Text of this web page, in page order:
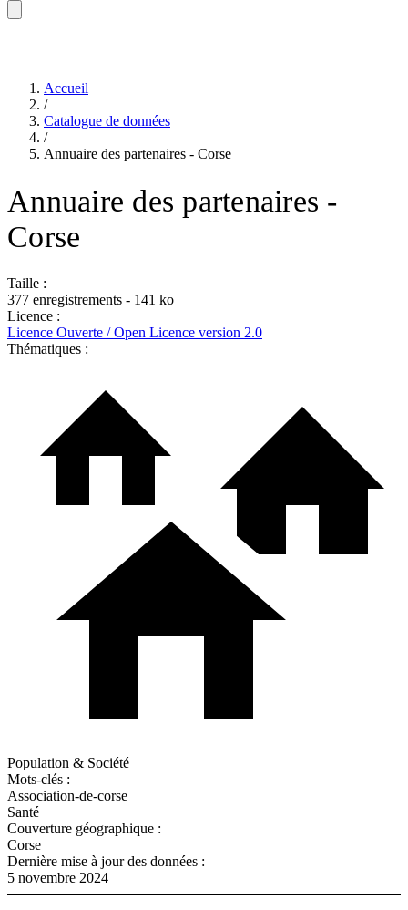
Accueil
/
Catalogue de données
/
Annuaire des partenaires - Corse
Annuaire des partenaires -
Corse
Taille :
377 enregistrements - 141 ko
Licence :
Licence Ouverte / Open Licence version 2.0
Thématiques :
Population & Société
Mots-clés :
Association-de-corse
Santé
Couverture géographique :
Corse
Dernière mise à jour des données :
5 novembre 2024